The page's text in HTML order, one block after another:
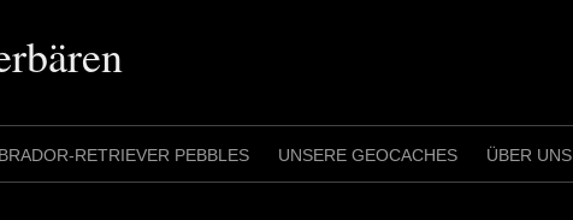
RETRIEVER PEBBLES UNSERE GEOCACHES ÜBER UNS